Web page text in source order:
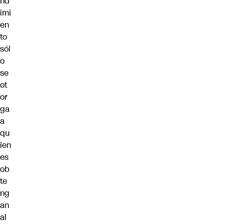
imi
en
to
sól
o
se
ot
or
ga
a
qu
ien
es
ob
te
ng
an
al